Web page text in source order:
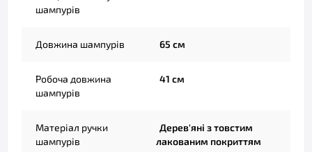
шампурів
Довжина шампурів 65 см
Робоча довжина
шампурів
41 см
Матеріал ручки
шампурів
Дерев'яні з товстим
лакованим покриттям